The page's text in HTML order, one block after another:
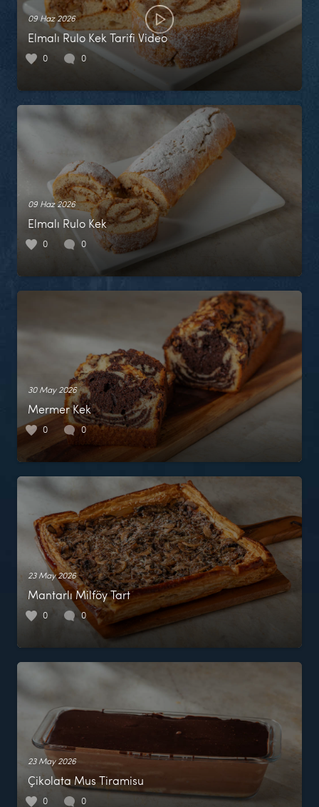
09 Haz 2026
Elmalı Rulo Kek Tarifi Video
0 0
09 Haz 2026
Elmalı Rulo Kek
0 0
30 May 2026
Mermer Kek
0 0
23 May 2026
Mantarlı Milföy Tart
0 0
23 May 2026
Çikolata Mus Tiramisu
0 0